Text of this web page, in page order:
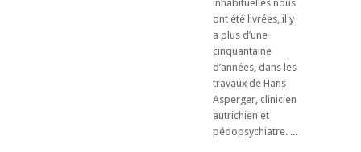
inhabituelles nous
ont été livrées, il y
a plus d’une
cinquantaine
d’années, dans les
travaux de Hans
Asperger, clinicien
autrichien et
pédopsychiatre. ...